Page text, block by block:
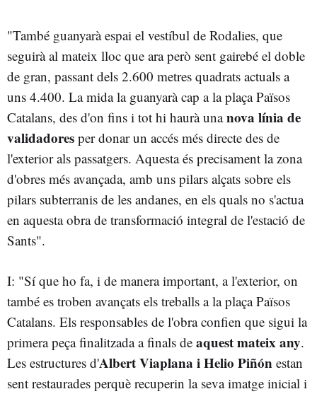
"També guanyarà espai el vestíbul de Rodalies, que
seguirà al mateix lloc que ara però sent gairebé el doble
de gran, passant dels 2.600 metres quadrats actuals a
uns 4.400. La mida la guanyarà cap a la plaça Països
Catalans, des d'on fins i tot hi haurà unanova línia de
validadores per donar un accés més directe des de
l'exterior als passatgers. Aquesta és precisament la zona
d'obres més avançada, amb uns pilars alçats sobre els
pilars subterranis de les andanes, en els quals no s'actua
en aquesta obra de transformació integral de l'estació de
Sants".
I: "Sí que ho fa, i de manera important, a l'exterior, on
també es troben avançats els treballs a la plaça Països
Catalans. Els responsables de l'obra confien que sigui la
primera peça finalitzada a finals de aquest mateix any.
Les estructures d'Albert Viaplana i Helio Piñón estan
sent restaurades perquè recuperin la seva imatge inicial i